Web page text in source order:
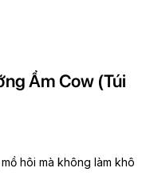
Ẩm Cow (Túi
hôi mà không làm khô